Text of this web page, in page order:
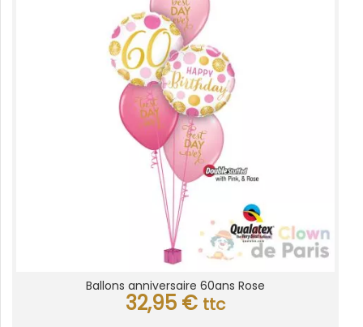
Ballons anniversaire 60ans Rose
32,95 € ttc